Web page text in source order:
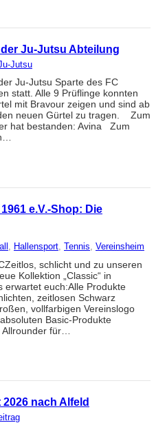
Ju-Jutsu Abteilung
Jutsu
Ju-Jutsu Sparte des FC
statt. Alle 9 Prüflinge konnten
mit Bravour zeigen und sind ab
neuen Gürtel zu tragen. Zum
hat bestanden: Avina Zum
e.V.-Shop: Die
, Hallensport, Tennis, Vereinsheim
schlicht und zu unseren
Kollektion „Classic“ in
euch:Alle Produkte
zeitlosen Schwarz
vollfarbigen Vereinslogo
Basic-Produkte
für…
nach Alfeld